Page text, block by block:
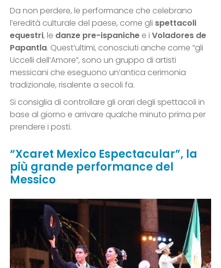
Da non perdere, le performance che celebrano
l’eredità culturale del paese, come gli spettacoli
equestri, le danze pre-ispaniche e i Voladores de
Papantla. Quest’ultimi, conosciuti anche come “gli
Uccelli dell’Amore”, sono un gruppo di artisti
messicani che eseguono un’antica cerimonia
tradizionale, risalente a secoli fa.
Si consiglia di controllare gli orari degli spettacoli in
base al giorno e arrivare qualche minuto prima per
prendere i posti.
“Xcaret Mexico Espectacular”, la
più grande performance del
Messico